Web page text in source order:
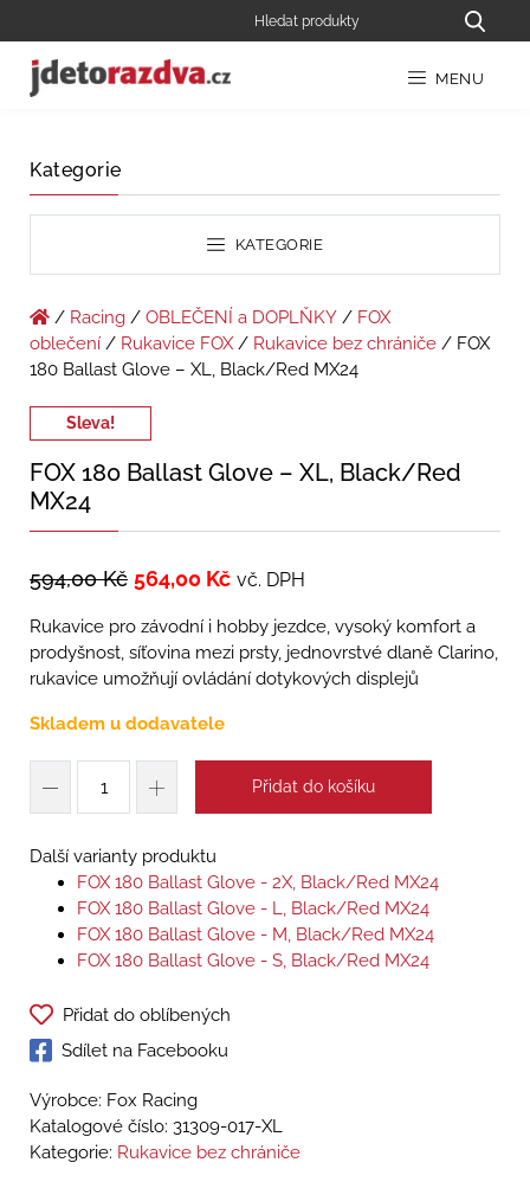
MENU
Kategorie
KATEGORIE
/ Racing / OBLEČENÍ a DOPLŇKY / FOX
oblečení / Rukavice FOX/ Rukavice bez chrániče / FOX
180 Ballast Glove – XL, Black/Red MX24
Sleva!
FOX 180 Ballast Glove – XL, Black/Red
MX24
594,00Kč 564,00 Kč vč. DPH
Rukavice pro závodní i hobby jezdce, vysoký komfort a
prodyšnost, síťovina mezi prsty, jednovrstvé dlaně Clarino,
rukavice umožňují ovládání dotykových displejů
Skladem u dodavatele
Přidat do košíku
Další varianty produktu
FOX 180 Ballast Glove - 2X, Black/Red MX24
FOX 180 Ballast Glove - L, Black/Red MX24
FOX 180 Ballast Glove - M, Black/Red MX24
FOX 180 Ballast Glove - S, Black/Red MX24
Přidat do oblíbených
Sdílet na Facebooku
Výrobce: Fox Racing
Katalogové číslo: 31309-017-XL
Kategorie: Rukavice bez chrániče